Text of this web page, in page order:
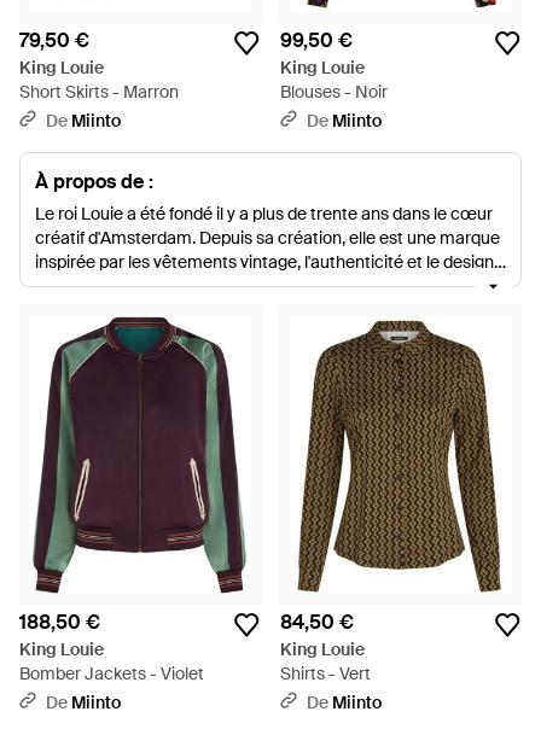
79,50 €
King Louie
Short Skirts - Marron
De Miinto
99,50 €
King Louie
Blouses - Noir
De Miinto
À propos de :
Le roi Louie a été fondé il y a plus de trente ans dans le cœur
créatif d'Amsterdam. Depuis sa création, elle est une marque
inspirée par les vêtements vintage, l'authenticité et le design
classique. King Louie se consacre à la responsabilité sociale
travail et de prendre soin de l'environnement. Le principal
fournisseur du label est une entreprise inspirante dont les
travailleurs copropriétaires de l'usine et gagnent plus que la
moyenne du marché. Aujourd'hui, la passion du roi Louie pour
les styles et les valeurs traditionnels se traduit par des
vêtements contemporains. Les collections offrent des robes
à imprimé floral, des jupes à pois et de nombreux imprimés
uniques, ainsi que de belles couleurs unies sur des chandails
tricotés et des cardigans.
188,50 €
King Louie
Bomber Jackets - Violet
De Miinto
84,50 €
King Louie
Shirts - Vert
De Miinto